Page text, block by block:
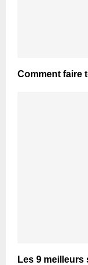
Comment faire
Les 9